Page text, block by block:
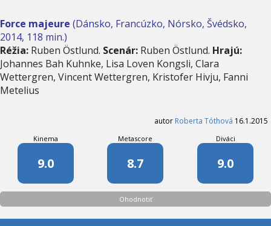
Force majeure (Dánsko, Francúzko, Nórsko, Švédsko,
2014, 118 min.)
Réžia: Ruben Östlund. Scenár: Ruben Östlund. Hrajú:
Johannes Bah Kuhnke, Lisa Loven Kongsli, Clara
Wettergren, Vincent Wettergren, Kristofer Hivju, Fanni
Metelius
autor Roberta Tóthová 16.1.2015
Kinema
9.0
Metascore
8.7
Diváci
9.0
Ohodnotiť